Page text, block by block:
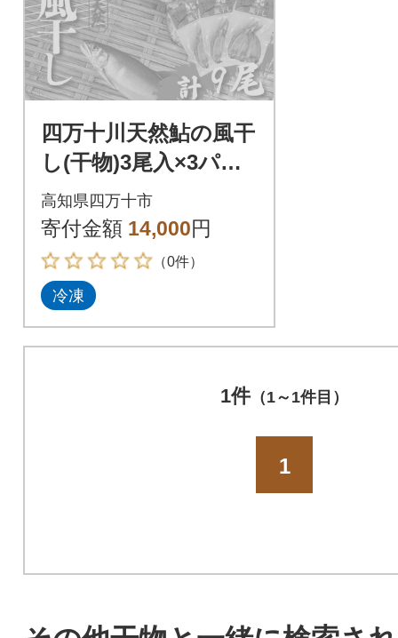
四万十川天然鮎の風干
し(干物)3尾入×3パッ
ク(合計9尾)26-489
高知県四万十市
寄付金額 14,000円
（0件）
冷凍
1件（1～1件目）
1